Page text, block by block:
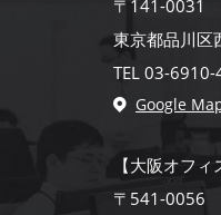
〒141-0031
東京都品川
TEL 03-
Google
【大阪オフィ
〒541-0056